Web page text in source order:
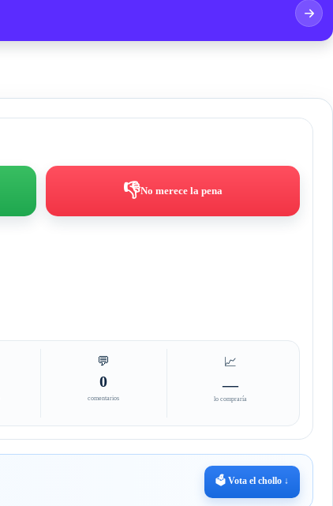
👎No merece la pena
💬
0
comentarios
📈
—
lo compraría
🗳️ Vota el chollo ↓